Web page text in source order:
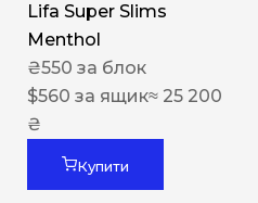
Lifa Super Slims
Menthol
₴550 за блок
$560 за ящик≈ 25 200
₴
Купити